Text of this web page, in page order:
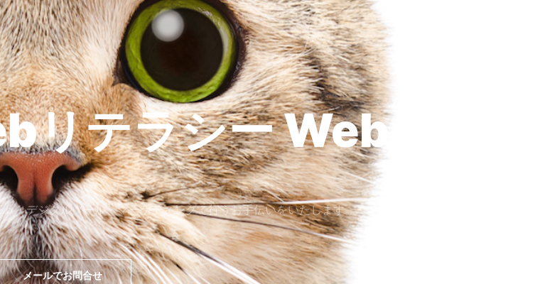
テラシーDesign
・デジタルツール・マーケティングで行うお手伝いをいたします。
メールでお問合せ